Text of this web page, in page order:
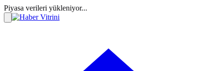
Piyasa verileri yükleniyor...